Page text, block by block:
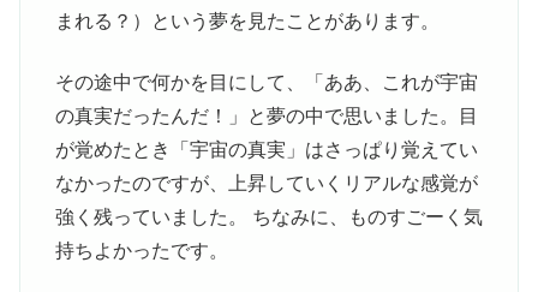
まれる？）という夢を見たことがあります。
その途中で何かを目にして、「ああ、これが宇宙
の真実だったんだ！」と夢の中で思いました。目
が覚めたとき「宇宙の真実」はさっぱり覚えてい
なかったのですが、上昇していくリアルな感覚が
強く残っていました。 ちなみに、ものすごーく気
持ちよかったです。